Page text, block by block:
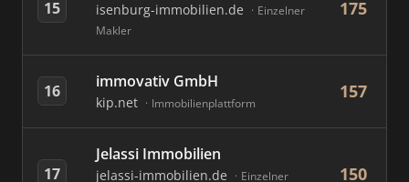
15 isenburg-immobilien.de
Einzelner
Makler
175
16 immovativ GmbH
kip.net Immobilienplattform
157
17
Jelassi Immobilien
jelassi-immobilien.de
Einzelner
150